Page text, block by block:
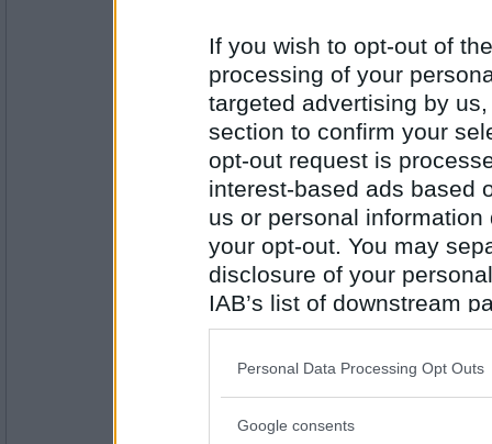
If you wish to opt-out of
processing of your
targeted advertising by
section to confirm your
opt-out request is
interest-based ads based
us or personal
your opt-out. You may
disclosure of your
IAB’s list of downstream
also be disclosed by us
Downstream Participants
Please note that this
Personal Data Processing Opt Outs
Google consents
Antal inlägg:
15624
Antal inlägg:
15408
deGothia
Antal inlägg: